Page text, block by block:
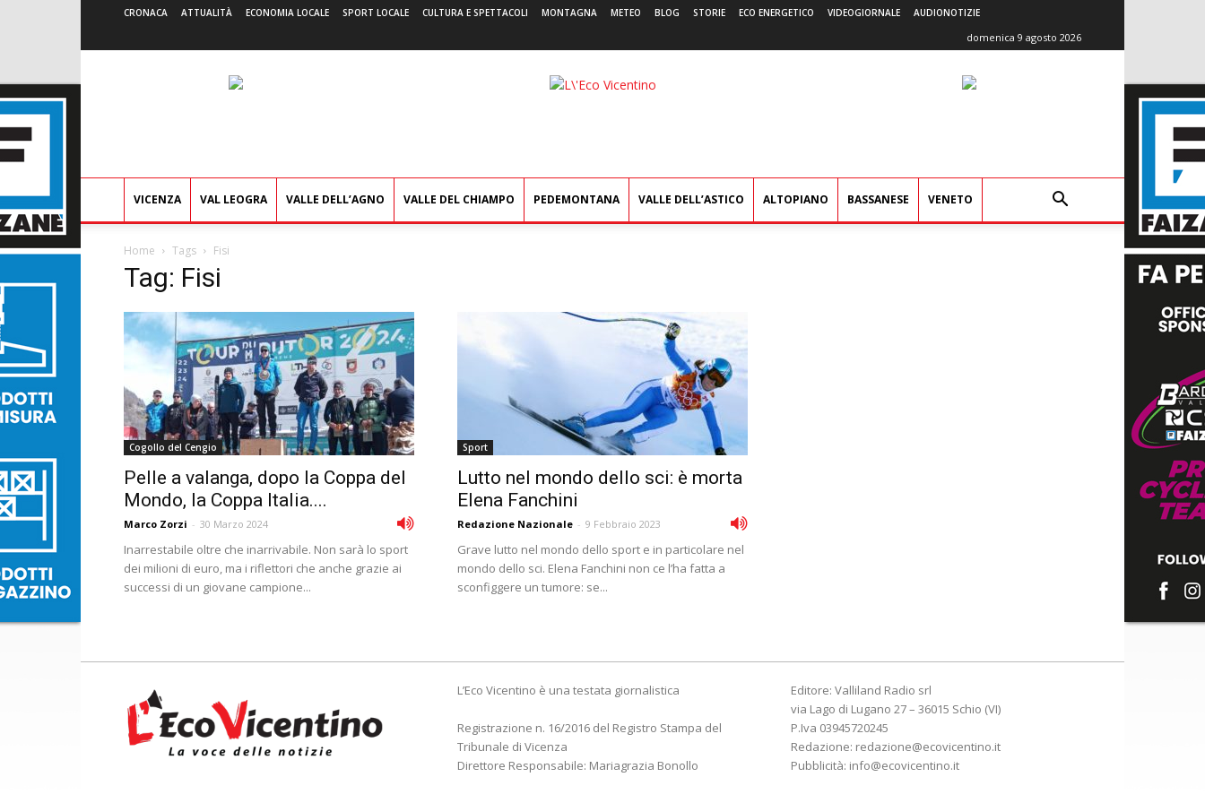
CRONACA ATTUALITÀ ECONOMIA LOCALE SPORT LOCALE CULTURA E SPETTACOLI MONTAGNA METEO BLOG STORIE ECO ENERGETICO VIDEOGIORNALE AUDIONOTIZIE
domenica 9 agosto 2026
L'Eco
VICENZA VAL LEOGRA VALLE DELL’AGNO VALLE DEL CHIAMPO PEDEMONTANA VALLE DELL’ASTICO ALTOPIANO BASSANESE VENETO
Home Tags Fisi
Tag: Fisi
Cogollo del Cengio
Pelle a valanga, dopo la Coppa del
Mondo, la Coppa Italia....
Marco Zorzi - 30 Marzo 2024
Inarrestabile oltre che inarrivabile. Non sarà lo sport
dei milioni di euro, ma i riflettori che anche grazie ai
successi di un giovane campione...
Sport
Lutto nel mondo dello sci: è morta
Elena Fanchini
Redazione Nazionale - 9 Febbraio 2023
Grave lutto nel mondo dello sport e in particolare nel
mondo dello sci. Elena Fanchini non ce l’ha fatta a
sconfiggere un tumore: se...
L’Eco Vicentino è una testata giornalistica
Registrazione n. 16/2016 del Registro Stampa del
Tribunale di Vicenza
Direttore Responsabile: Mariagrazia Bonollo
Editore: Valliland Radio srl
via Lago di Lugano 27 – 36015 Schio (VI)
P.Iva 03945720245
Redazione: redazione@ecovicentino.it
Pubblicità: info@ecovicentino.it